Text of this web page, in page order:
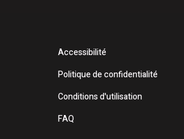
Accessibilité
Politique de confidentialité
Conditions d'utilisation
FAQ